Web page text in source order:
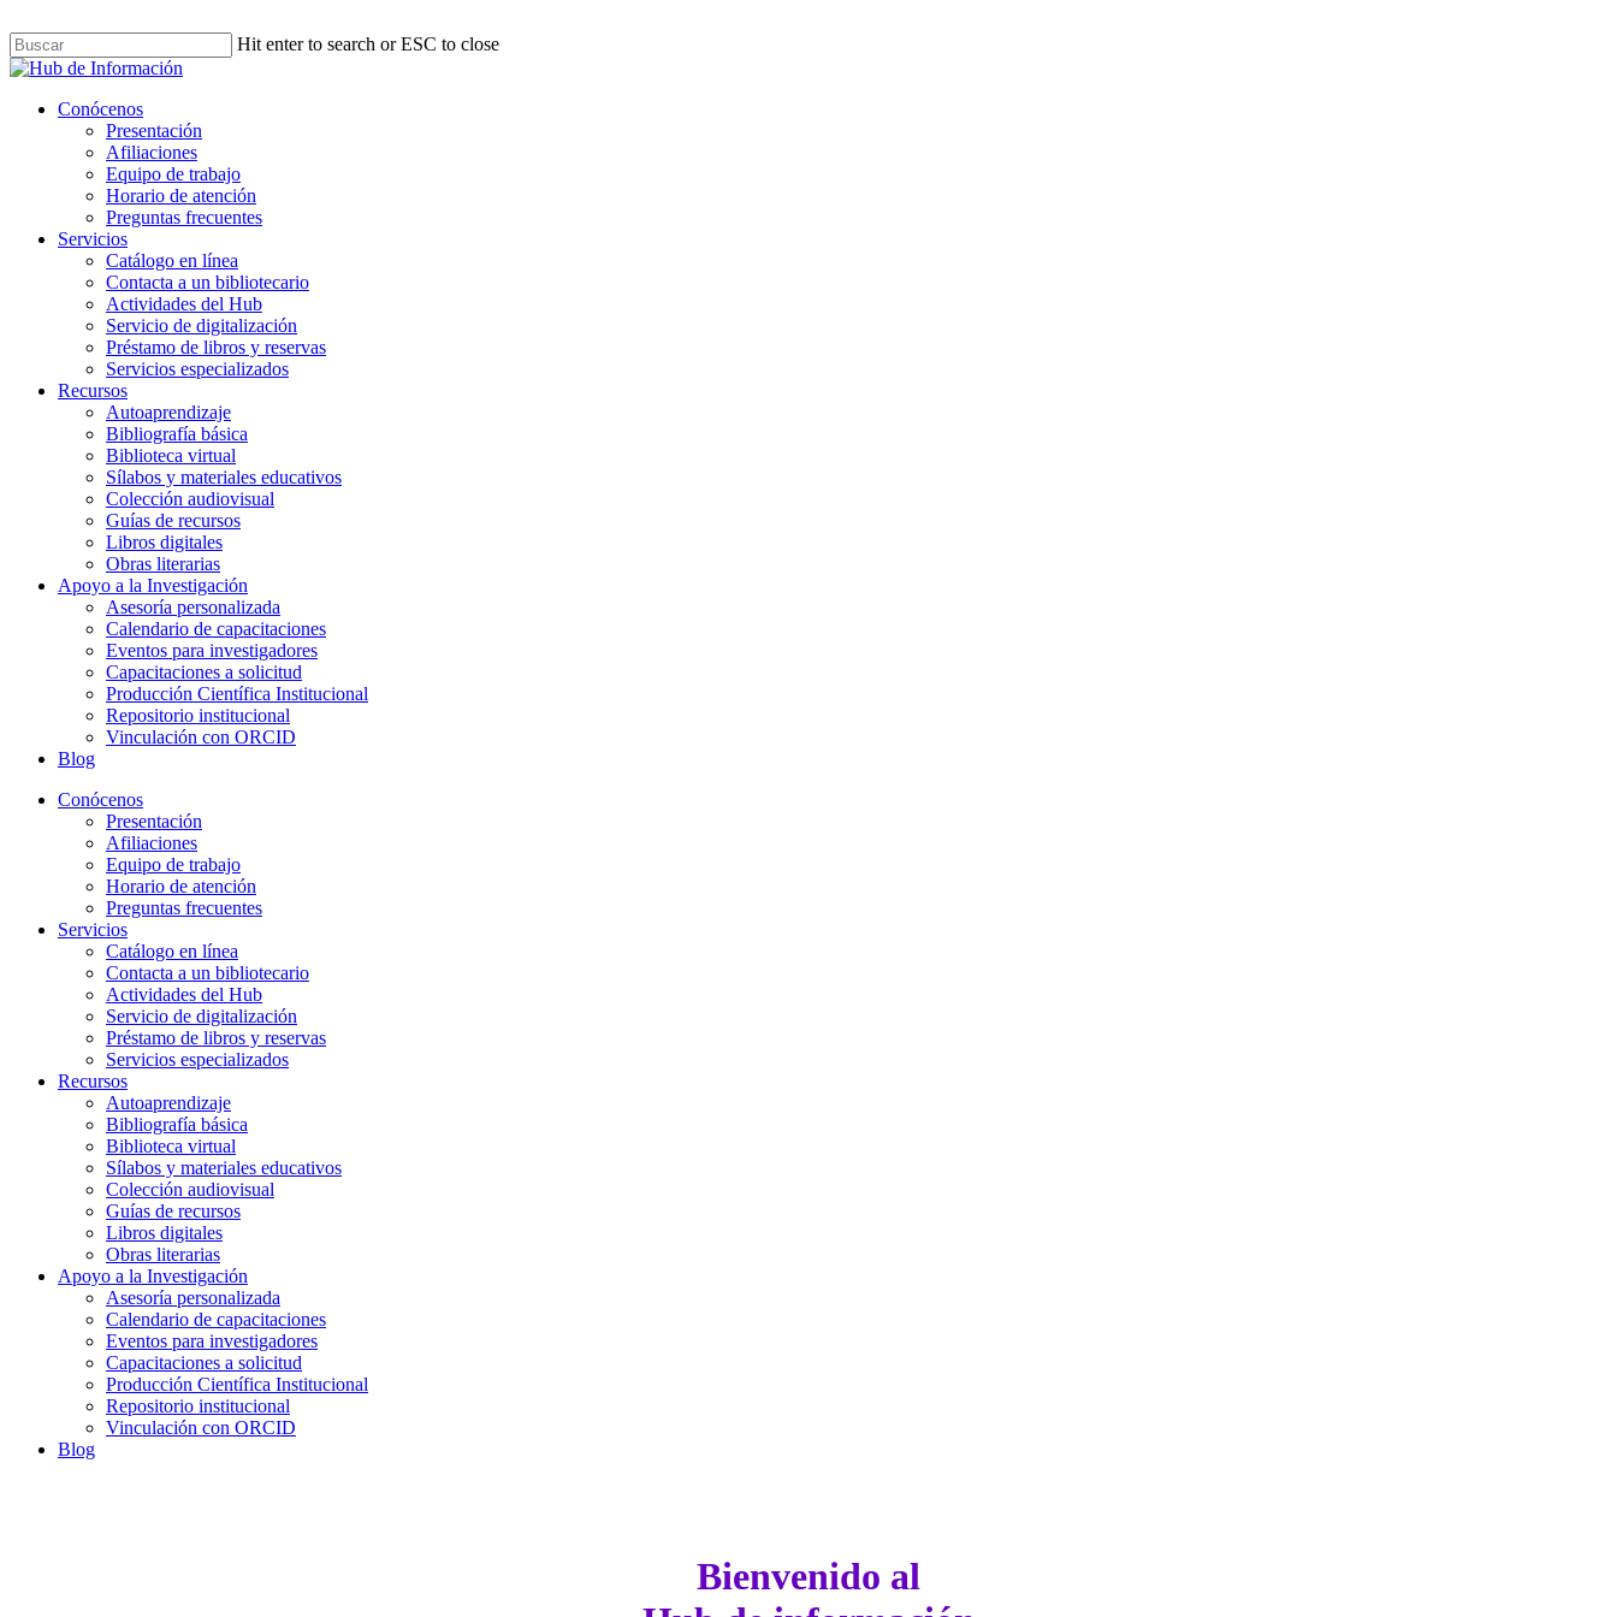
to
main
content
Hit enter to search or ESC to close
Close
Menu
Conócenos
Presentación
Afiliaciones
Equipo de trabajo
Horario de atención
Preguntas frecuentes
Servicios
Catálogo en línea
Contacta a un bibliotecario
Actividades del Hub
Servicio de digitalización
Préstamo de libros y reservas
Servicios especializados
Recursos
Autoaprendizaje
Bibliografía básica
Biblioteca virtual
Sílabos y materiales educativos
Colección audiovisual
Guías de recursos
Libros digitales
Obras literarias
Apoyo a la Investigación
Asesoría personalizada
Calendario de capacitaciones
Eventos para investigadores
Capacitaciones a solicitud
Producción Científica Institucional
Repositorio institucional
Vinculación con ORCID
Blog
Conócenos
Presentación
Afiliaciones
Equipo de trabajo
Horario de atención
Preguntas frecuentes
Servicios
Catálogo en línea
Contacta a un bibliotecario
Actividades del Hub
Servicio de digitalización
Préstamo de libros y reservas
Servicios especializados
Recursos
Autoaprendizaje
Bibliografía básica
Biblioteca virtual
Sílabos y materiales educativos
Colección audiovisual
Guías de recursos
Libros digitales
Obras literarias
Apoyo a la Investigación
Asesoría personalizada
Calendario de capacitaciones
Eventos para investigadores
Capacitaciones a solicitud
Producción Científica Institucional
Repositorio institucional
Vinculación con ORCID
Blog
Bienvenido al